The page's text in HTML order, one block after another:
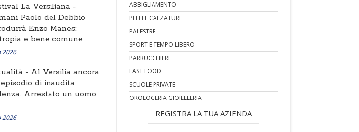
La Versiliana -
Paolo del Debbio
Enzo Manes:
e bene comune
2026
- Al Versilia ancora
di inaudita
Arrestato un uomo
2026
ABBIGLIAMENTO
PELLI E CALZATURE
PALESTRE
SPORT E TEMPO LIBERO
PARRUCCHIERI
FAST FOOD
SCUOLE PRIVATE
OROLOGERIA GIOIELLERIA
REGISTRA LA TUA AZIENDA